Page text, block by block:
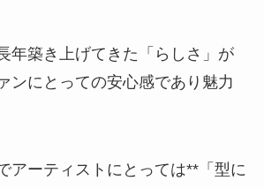
年築き上げてきた「らしさ」が
ンにとっての安心感であり魅力
アーティストにとっては**「型に